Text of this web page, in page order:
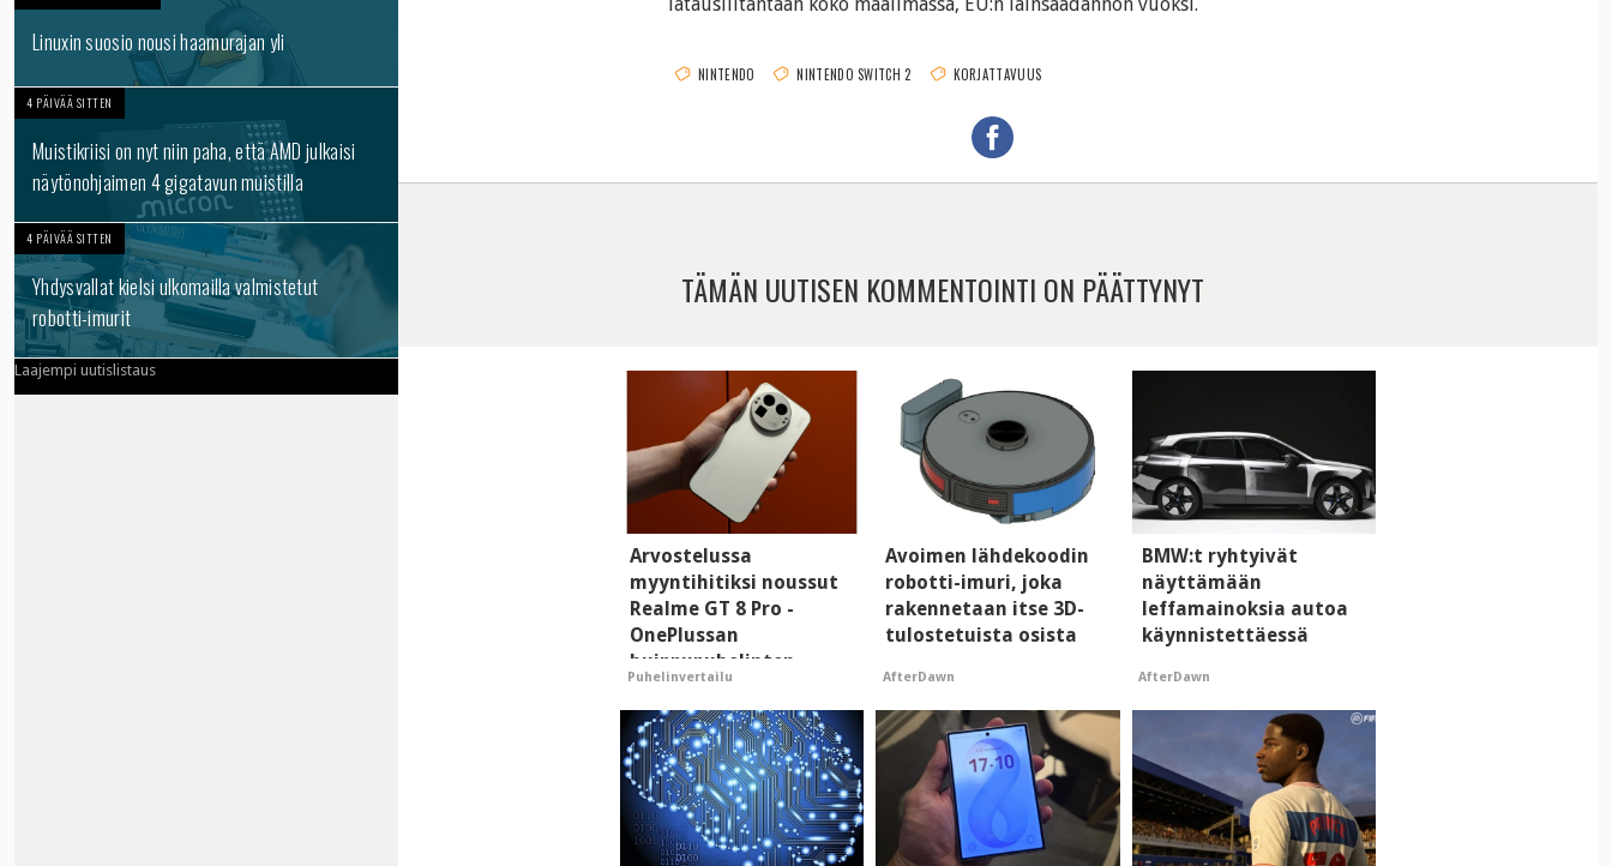
Linuxin suosio nousi haamurajan yli
4 PÄIVÄÄ SITTEN
Muistikriisi on nyt niin paha, että AMD julkaisi
näytönohjaimen 4 gigatavun muistilla
4 PÄIVÄÄ SITTEN
Yhdysvallat kielsi ulkomailla valmistetut
robotti-imurit
Laajempi uutislistaus
NINTENDO NINTENDO SWITCH 2 KORJATTAVUUS
TÄMÄN UUTISEN KOMMENTOINTI ON PÄÄTTYNYT
Arvostelussa
myyntihitiksi noussut
Realme GT 8 Pro -
OnePlussan
huippupuhelinten
"perillinen"
Puhelinvertailu
Avoimen lähdekoodin
robotti-imuri, joka
rakennetaan itse 3D-
tulostetuista osista
AfterDawn
BMW:t ryhtyivät
näyttämään
leffamainoksia autoa
käynnistettäessä
AfterDawn